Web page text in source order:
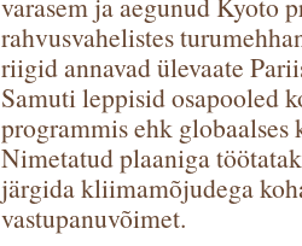
rahvusvahelistes
riigid annavad ülevaate
Samuti leppisid osapooled
programmis ehk
Nimetatud plaaniga
järgida kliimamõjudega
vastupanuvõimet.